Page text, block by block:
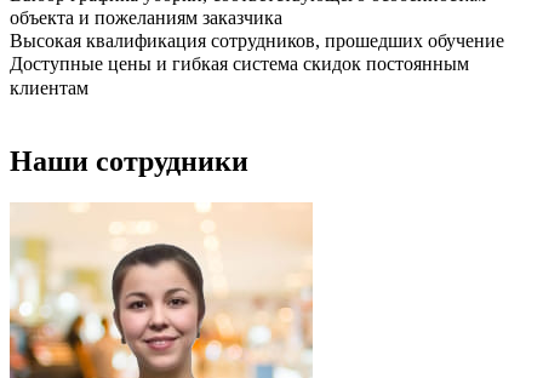
объекта и пожеланиям заказчика
Высокая квалификация сотрудников, прошедших обучение
Доступные цены и гибкая система скидок постоянным
клиентам
Наши сотрудники